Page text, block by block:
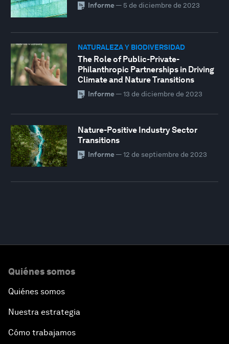
Informe— 5 de diciembre de 2023
NATURALEZA Y BIODIVERSIDAD
The Role of Public-Private-
Philanthropic Partnerships in Driving
Climate and Nature Transitions
Informe— 13 de diciembre de 2023
Nature-Positive Industry Sector
Transitions
Informe— 12 de septiembre de 2023
Quiénes somos
Quiénes somos
Nuestra estrategia
Cómo trabajamos